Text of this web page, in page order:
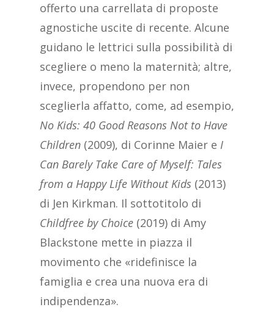
offerto una carrellata di proposte
agnostiche uscite di recente. Alcune
guidano le lettrici sulla possibilità di
scegliere o meno la maternità; altre,
invece, propendono per non
sceglierla affatto, come, ad esempio,
No Kids: 40 Good Reasons Not to Have
Children(2009), di Corinne Maier e I
Can Barely Take Care of Myself: Tales
from a Happy Life Without Kids (2013)
di Jen Kirkman. Il sottotitolo di
Childfree by Choice(2019) di Amy
Blackstone mette in piazza il
movimento che «ridefinisce la
famiglia e crea una nuova era di
indipendenza».